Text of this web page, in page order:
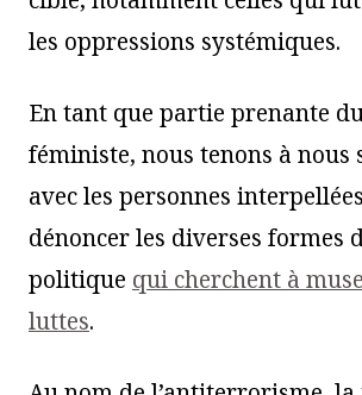
les oppressions systémiques.
En tant que partie prenante
féministe, nous tenons à
avec les personnes
dénoncer les diverses formes
politique qui cherchent à
luttes.